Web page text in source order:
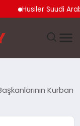
Husiler Suudi
Kurban